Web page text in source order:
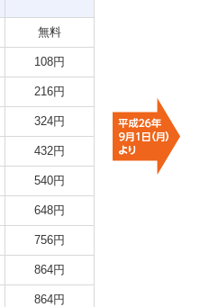
無料
108円
216円
324円
432円
540円
648円
756円
864円
864円